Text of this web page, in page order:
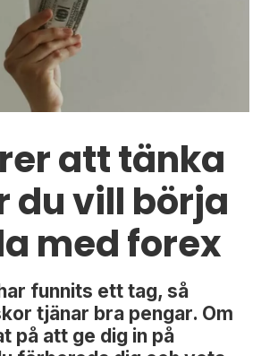
att tänka
du vill börja
med forex
funnits ett tag, så
tjänar bra pengar. Om
på att ge dig in på